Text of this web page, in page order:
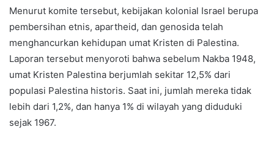
Menurut komite tersebut, kebijakan kolonial Israel berupa
pembersihan etnis, apartheid, dan genosida telah
menghancurkan kehidupan umat Kristen di Palestina.
Laporan tersebut menyoroti bahwa sebelum Nakba 1948,
umat Kristen Palestina berjumlah sekitar 12,5% dari
populasi Palestina historis. Saat ini, jumlah mereka tidak
lebih dari 1,2%, dan hanya 1% di wilayah yang diduduki
sejak 1967.